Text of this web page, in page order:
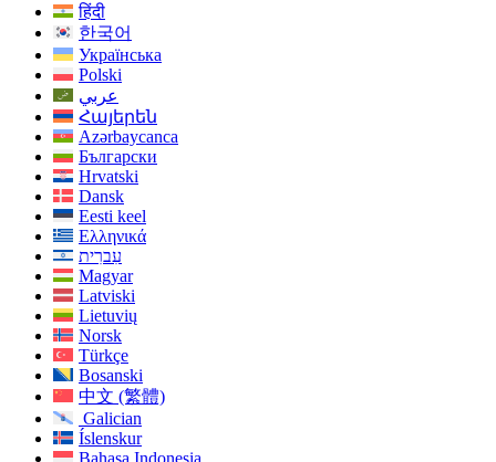
हिंदी
한국어
Українська
Polski
عربي
Հայերեն
Azərbaycanca
Български
Hrvatski
Dansk
Eesti keel
Ελληνικά
עִברִית
Magyar
Latviski
Lietuvių
Norsk
Türkçe
Bosanski
中文 (繁體)
Galician
Íslenskur
Bahasa Indonesia